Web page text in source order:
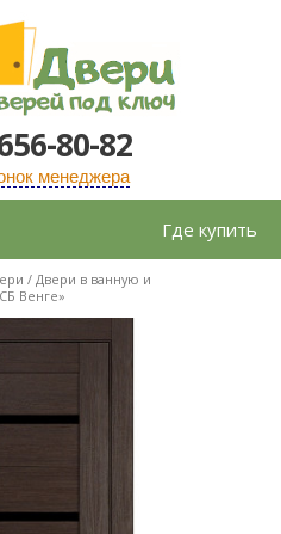
80-82
менеджера
Где купить
/ Двери в ванную и
Венге»